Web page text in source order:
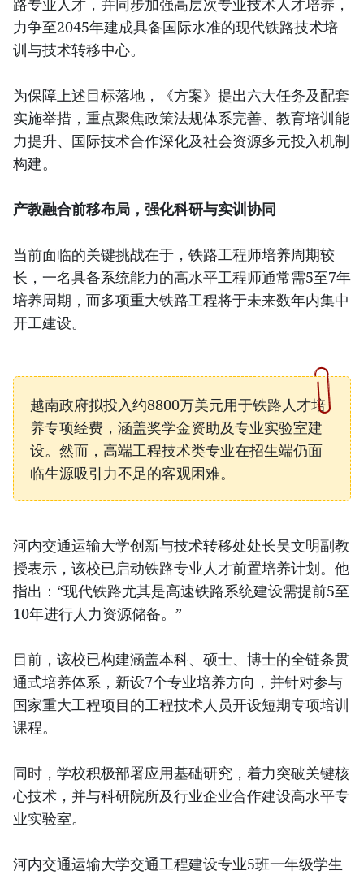
路专业人才，并同步加强高层次专业技术人才培养，
力争至2045年建成具备国际水准的现代铁路技术培
训与技术转移中心。
为保障上述目标落地，《方案》提出六大任务及配套
实施举措，重点聚焦政策法规体系完善、教育培训能
力提升、国际技术合作深化及社会资源多元投入机制
构建。
产教融合前移布局，强化科研与实训协同
当前面临的关键挑战在于，铁路工程师培养周期较
长，一名具备系统能力的高水平工程师通常需5至7年
培养周期，而多项重大铁路工程将于未来数年内集中
开工建设。
越南政府拟投入约8800万美元用于铁路人才培
养专项经费，涵盖奖学金资助及专业实验室建
设。然而，高端工程技术类专业在招生端仍面
临生源吸引力不足的客观困难。
河内交通运输大学创新与技术转移处处长吴文明副教
授表示，该校已启动铁路专业人才前置培养计划。他
指出：“现代铁路尤其是高速铁路系统建设需提前5至
10年进行人力资源储备。”
目前，该校已构建涵盖本科、硕士、博士的全链条贯
通式培养体系，新设7个专业培养方向，并针对参与
国家重大工程项目的工程技术人员开设短期专项培训
课程。
同时，学校积极部署应用基础研究，着力突破关键核
心技术，并与科研院所及行业企业合作建设高水平专
业实验室。
河内交通运输大学交通工程建设专业5班一年级学生